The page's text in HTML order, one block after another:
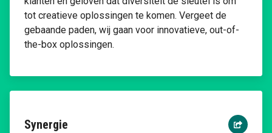
tot creatieve oplossingen te komen. Vergeet de
gebaande paden, wij gaan voor innovatieve, out-of-
the-box oplossingen.
Synergie